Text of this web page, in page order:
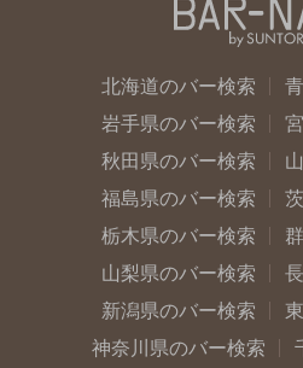
北海道のバー検索
岩手県のバー検索
秋田県のバー検索
福島県のバー検索
栃木県のバー検索
山梨県のバー検索
新潟県のバー検索
神奈川県のバー検索